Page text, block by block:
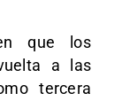
que los
a las
tercera